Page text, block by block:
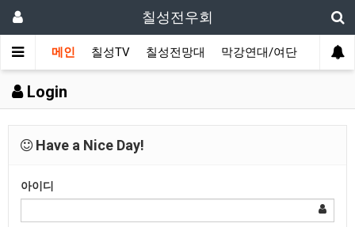
칠성전우회
메인 칠성TV 칠성전망대 막강연대/여단 사단
Login
Have a Nice Day!
아이디